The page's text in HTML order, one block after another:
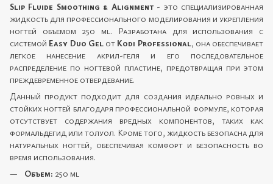
Slip Fluide Smoothing & Alignment- это специализированная
жидкость для профессионального моделирования и укрепления
ногтей объемом 250 ml. Разработана для использования с
системой Easy Duo Gelот Kodi Professional, она обеспечивает
легкое нанесение акрил-геля и его последовательное
распределение по ногтевой пластине, предотвращая при этом
преждевременное отвердевание.
Данный продукт подходит для создания идеально ровных и
стойких ногтей благодаря профессиональной формуле, которая
отсутствует содержания вредных компонентов, таких как
формальдегид или толуол. Кроме того, жидкость безопасна для
натуральных ногтей, обеспечивая комфорт и безопасность во
время использования.
Объем: 250 ml